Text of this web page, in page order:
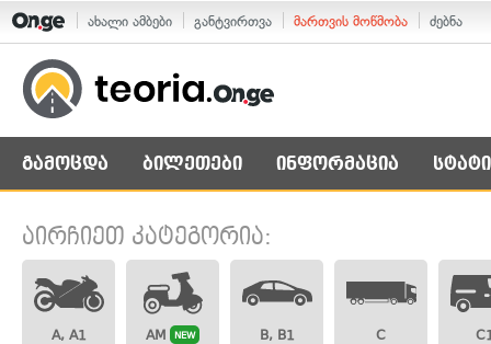
ახალი ამბები განტვირთვა მართვის მოწმობა ძებნა
გამოცდა ბილეთები ინფორმაცია
აირჩიეთ კატეგორია:
A, A1 AM NEW B, B1 C